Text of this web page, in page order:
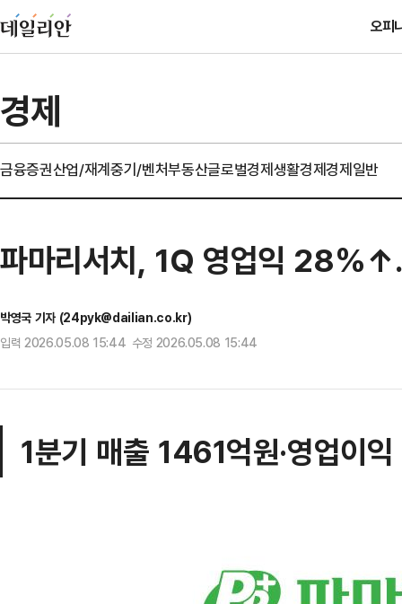
오피
경제
금융증권산업/재계중기/벤처부동산글로벌경제생활경제경제일반
파마리서치, 1Q 영업익
박영국 기자 (24pyk@dailian.co.kr)
입력 2026.05.08 15:44 수정 2026.05.08 15:44
1분기 매출 1461억원·영업이